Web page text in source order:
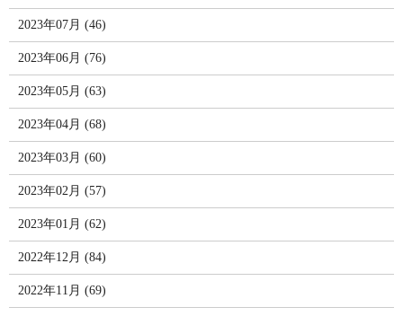
2023年07月 (46)
2023年06月 (76)
2023年05月 (63)
2023年04月 (68)
2023年03月 (60)
2023年02月 (57)
2023年01月 (62)
2022年12月 (84)
2022年11月 (69)